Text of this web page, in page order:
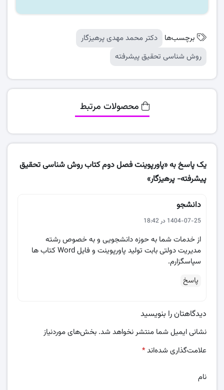
برچسب‌ها
دکتر محمد مهدی پرهیزگار
روش شناسی تحقیق پیشرفته
محصولات مرتبط
یک پاسخ به «پاورپوینت فصل دوم کتاب روش شناسی تحقیق
پیشرفته- پرهیزگار»
دانشجو
1404-07-25 در 18:42
از خدمات شما به حوزه دانشجویی و به خصوص رشته
مدیریت دولتی بابت تولید پاورپوینت و فایل Word کتاب ها
سپاسگزارم.
پاسخ
دیدگاهتان را بنویسید
نشانی ایمیل شما منتشر نخواهد شد. بخش‌های موردنیاز
علامت‌گذاری شده‌اند*
نام